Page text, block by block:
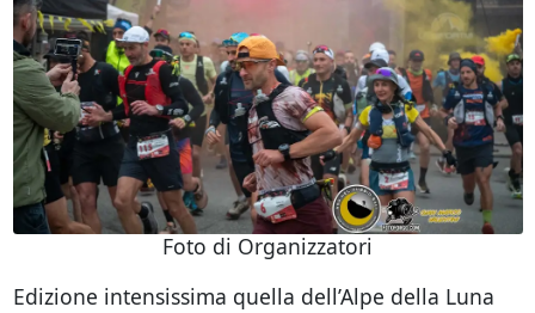
Foto di Organizzatori
Edizione intensissima quella dell’Alpe della Luna